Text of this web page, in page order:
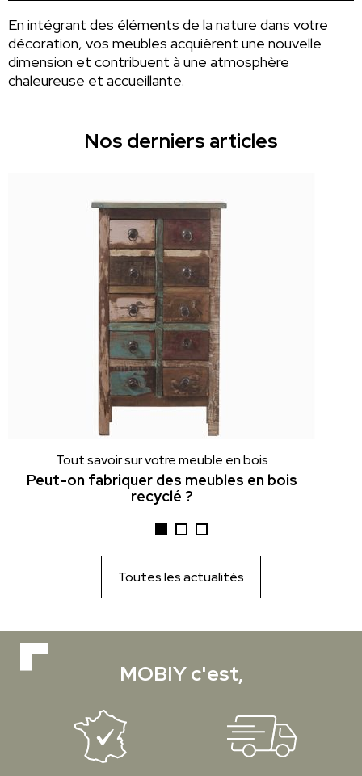
En intégrant des éléments de la nature dans votre
décoration, vos meubles acquièrent une nouvelle
dimension et contribuent à une atmosphère
chaleureuse et accueillante.
Nos derniers articles
Tout savoir sur votre meuble en bois
Peut-on fabriquer des meubles en bois
recyclé ?
Toutes les actualités
MOBIY c'est,